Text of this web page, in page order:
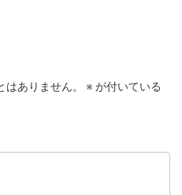
ありません。 ※ が付いている